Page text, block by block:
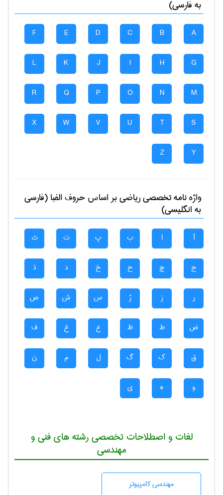
به فارسی)
A
B
C
D
E
F
G
H
I
J
K
L
M
N
O
P
Q
R
S
T
U
V
W
X
Y
Z
واژه نامه تخصصیرياضیبر اساس حروف الفبا (فارسی
به انگلیسی)
آ ا ب پ ت ث
ج چ ح خ د ذ
ر ز ژ س ش ص
ض ط ظ ع غ ف
ق ک گ ل م ن
و ه ی
لغات و اصطلاحات تخصصی رشته های فنی و
مهندسی
مهندسی كامپيوتر